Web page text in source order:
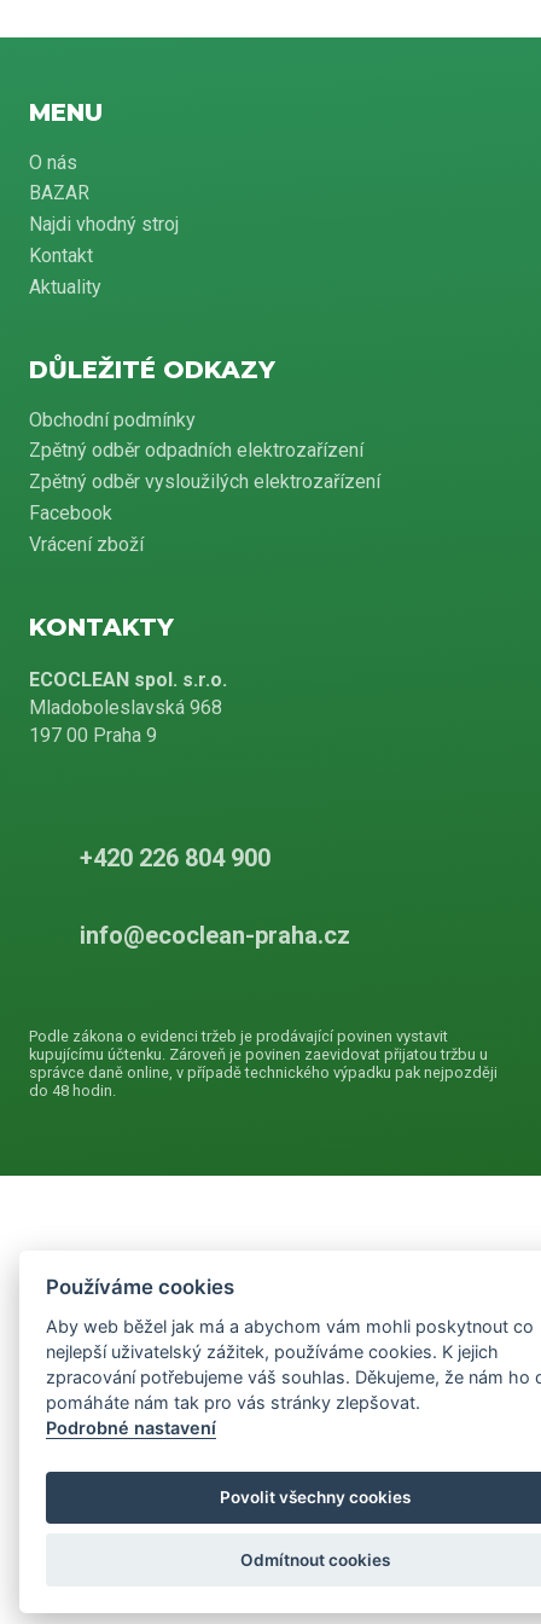
MENU
O nás
BAZAR
Najdi vhodný stroj
Kontakt
Aktuality
DŮLEŽITÉ ODKAZY
Obchodní podmínky
Zpětný odběr odpadních elektrozařízení
Zpětný odběr vysloužilých elektrozařízení
Facebook
Vrácení zboží
KONTAKTY
ECOCLEAN spol. s.r.o.
Mladoboleslavská 968
197 00 Praha 9
+420 226 804 900
info@ecoclean-praha.cz
Podle zákona o evidenci tržeb je prodávající povinen vystavit
kupujícímu účtenku. Zároveň je povinen zaevidovat přijatou tržbu u
správce daně online, v případě technického výpadku pak nejpozději
do 48 hodin.
Používáme cookies
Aby web běžel jak má a abychom vám mohli poskytnout co
nejlepší uživatelský zážitek, používáme cookies. K jejich
zpracování potřebujeme váš souhlas. Děkujeme, že nám ho
pomáháte nám tak pro vás stránky zlepšovat.
Podrobné nastavení
Povolit všechny cookies
Odmítnout cookies